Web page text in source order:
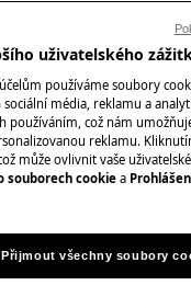
Objednejte si
V oblasti, ve
Fixní cena
kvalifikovaní
nejprve
případě potřeby
uživatelského
používáme soubory
média, reklamu a
používáním, což nám
reklamu.
může ovlivnit vaše
souborech cookie a
Přijmout všechny soubory